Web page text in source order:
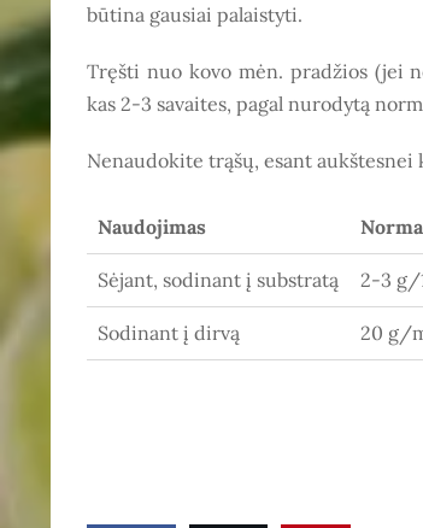
būtina gausiai palaistyti.
Tręšti nuo kovo mėn. pradžios (jei
kas 2-3 savaites, pagal nurodytą
Nenaudokite trąšų, esant
Naudojimas Norma
Sėjant, sodinant į substratą 2-3 g/
Sodinant į dirvą 20 g/